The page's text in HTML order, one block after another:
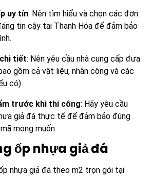
uy tín: Nên tìm hiểu và chọn các đơn
tin cậy tại Thanh Hóa để đảm bảo
tiết: Nên yêu cầu nhà cung cấp đưa
gồm cả vật liệu, nhân công và các
có).
trước khi thi công: Hãy yêu cầu
giả đá thực tế để đảm bảo đúng
mong muốn.
ốp nhựa giả đá
nhựa giả đá theo m2 trọn gói tại